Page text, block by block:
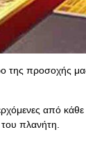
της προσοχής
από
πλανήτη.